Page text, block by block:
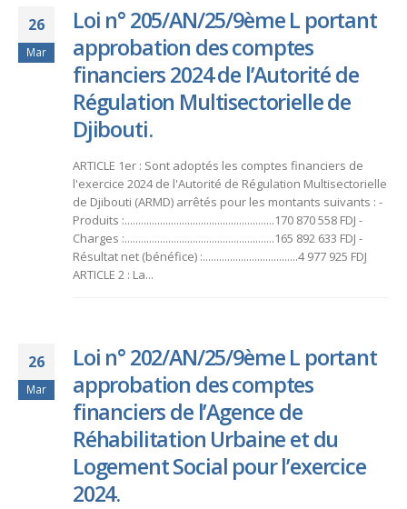
26
Mar
Loi n° 205/AN/25/9ème L portant
approbation des comptes
financiers 2024 de l’Autorité de
Régulation Multisectorielle de
Djibouti.
ARTICLE 1er : Sont adoptés les comptes financiers de
l'exercice 2024 de l'Autorité de Régulation Multisectorielle
de Djibouti (ARMD) arrêtés pour les montants suivants : -
Produits :.......................................................170 870 558 FDJ -
Charges :.......................................................165 892 633 FDJ -
Résultat net (bénéfice) :...................................4 977 925 FDJ
ARTICLE 2 : La...
26
Mar
Loi n° 202/AN/25/9ème L portant
approbation des comptes
financiers de l’Agence de
Réhabilitation Urbaine et du
Logement Social pour l’exercice
2024.